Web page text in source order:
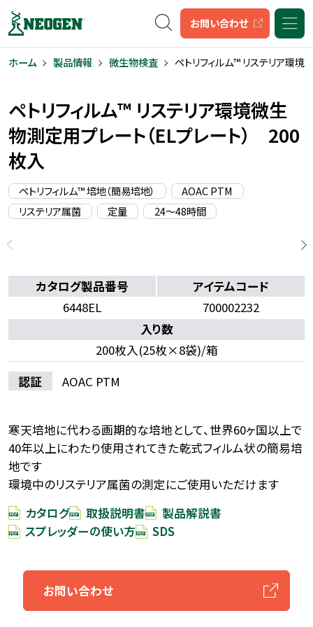
キーワード検索
お問い合わせ
ホーム 製品情報 微生物検査 ペトリフィルム™ リステリア環境
ペトリフィルム™ リステリア環境微生
物測定用プレート（ELプレート） 200
枚入
ペトリフィルム™ 培地（簡易培地）
AOAC PTM
リステリア属菌
定量 24〜48時間
カタログ製品番号
6448EL
アイテムコード
700002232
入り数
200枚入(25枚×8袋)/箱
認証
AOAC PTM
寒天培地に代わる画期的な培地として、世界60ヶ国以上で
40年以上にわたり使用されてきた乾式フィルム状の簡易培
地です
環境中のリステリア属菌の測定にご使用いただけます
カタログ
取扱説明書
製品解説書
スプレッダーの使い方
SDS
お問い合わせ